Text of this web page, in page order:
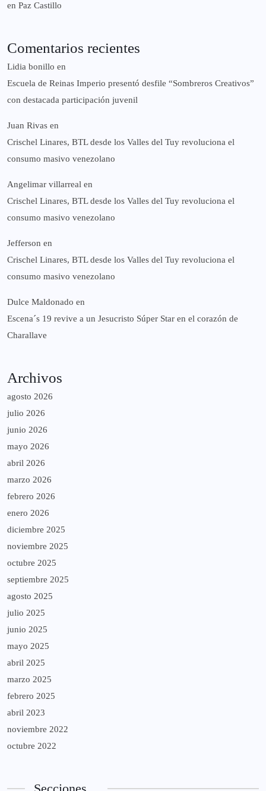
en Paz Castillo
Comentarios recientes
Lidia bonillo en
Escuela de Reinas Imperio presentó desfile “Sombreros Creativos”
con destacada participación juvenil
Juan Rivas en
Crischel Linares, BTL desde los Valles del Tuy revoluciona el
consumo masivo venezolano
Angelimar villarreal en
Crischel Linares, BTL desde los Valles del Tuy revoluciona el
consumo masivo venezolano
Jefferson en
Crischel Linares, BTL desde los Valles del Tuy revoluciona el
consumo masivo venezolano
Dulce Maldonado en
Escena´s 19 revive a un Jesucristo Súper Star en el corazón de
Charallave
Archivos
agosto 2026
julio 2026
junio 2026
mayo 2026
abril 2026
marzo 2026
febrero 2026
enero 2026
diciembre 2025
noviembre 2025
octubre 2025
septiembre 2025
agosto 2025
julio 2025
junio 2025
mayo 2025
abril 2025
marzo 2025
febrero 2025
abril 2023
noviembre 2022
octubre 2022